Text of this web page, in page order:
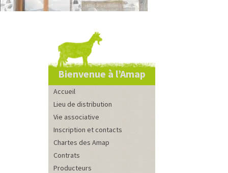
Bienvenue à l’Amap
Accueil
Lieu de distribution
Vie associative
Inscription et contacts
Chartes des Amap
Contrats
Producteurs